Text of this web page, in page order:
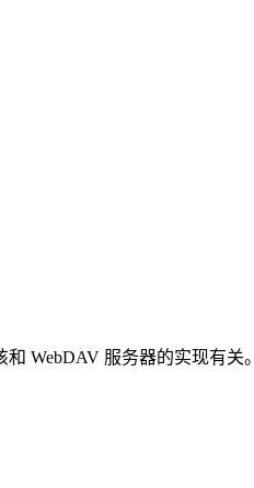
WebDAV 服务器的实现有关。